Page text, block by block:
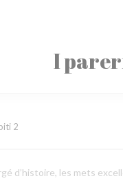
I
2
d’histoire, les mets